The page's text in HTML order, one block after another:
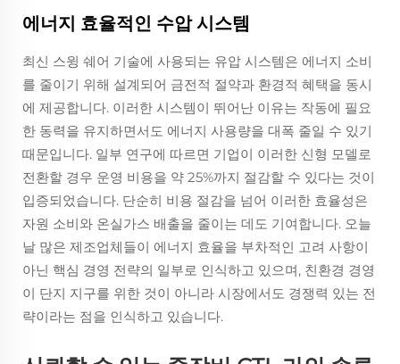
에너지 효율적인 수압 시스템
최신 스윙 쉐어 기술에 사용되는 유압 시스템은 에너지 소비
를 줄이기 위해 설계되어 금전적 절약과 환경적 혜택을 동시
에 제공합니다. 이러한 시스템이 뛰어난 이유는 작동에 필요
한 동력을 유지하면서도 에너지 사용량을 대폭 줄일 수 있기
때문입니다. 일부 연구에 따르면 기업이 이러한 신형 모델로
전환할 경우 운영 비용을 약 25%까지 절감할 수 있다는 것이
입증되었습니다. 단순히 비용 절감을 넘어 이러한 효율성은
자원 소비와 온실가스 배출을 줄이는 데도 기여합니다. 오늘
날 많은 제조업체들이 에너지 효율을 부차적인 고려 사항이
아닌 핵심 경영 전략의 일부로 인식하고 있으며, 친환경 경영
이 단지 지구를 위한 것이 아니라 시장에서도 경쟁력 있는 전
략이라는 점을 인식하고 있습니다.